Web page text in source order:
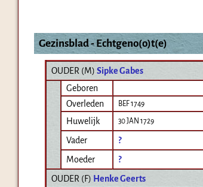
Gezinsblad - Echtgeno(o)t(e)
OUDER (M) Sipke Gabes
Geboren
Overleden
BEF 1749
Huwelijk 30 JAN 1729
Vader
?
Moeder
?
OUDER (F) Henke Geerts